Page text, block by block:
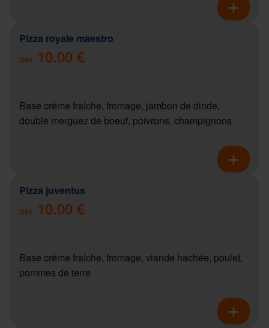
Pizza royale maestro
Dès 10.00 €
Base crème fraîche, fromage, jambon de dinde,
double merguez de boeuf, poivrons, champignons
Pizza juventus
Dès 10.00 €
Base crème fraîche, fromage, viande hachée, poulet,
pommes de terre